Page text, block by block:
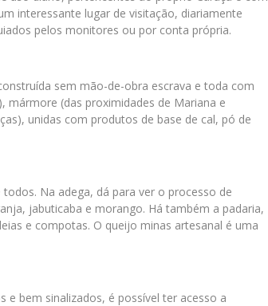
interessante lugar de visitação, diariamente
pelos monitores ou por conta própria.
sem mão-de-obra escrava e toda com
mármore (das proximidades de Mariana e
unidas com produtos de base de cal, pó de
Na adega, dá para ver o processo de
jabuticaba e morango. Há também a padaria,
e compotas. O queijo minas artesanal é uma
bem sinalizados, é possível ter acesso a